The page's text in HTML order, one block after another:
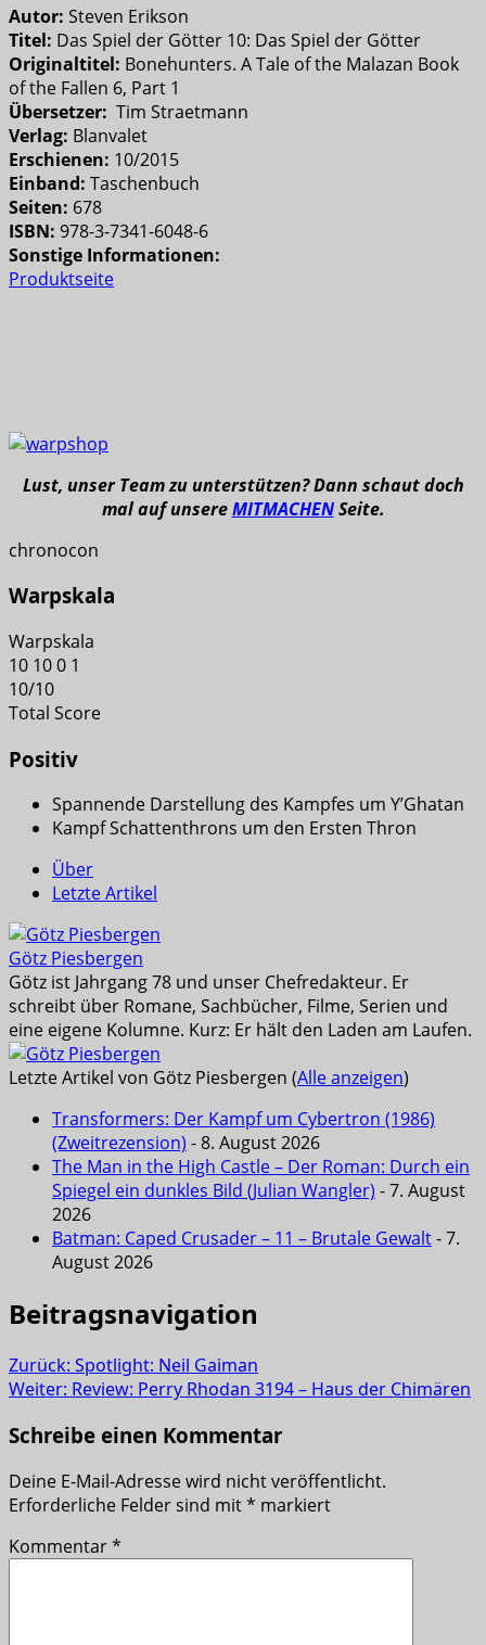
Autor: Steven Erikson
Titel: Das Spiel der Götter 10: Das Spiel der Götter
Originaltitel: Bonehunters. A Tale of the Malazan Book
of the Fallen 6, Part 1
Übersetzer: Tim Straetmann
Verlag: Blanvalet
Erschienen: 10/2015
Einband: Taschenbuch
Seiten: 678
ISBN: 978-3-7341-6048-6
Sonstige Informationen:
Produktseite
Lust, unser Team zu unterstützen? Dann schaut doch
mal auf unsereMITMACHENSeite.
chronocon
Warpskala
Warpskala
10 100 1
10/10
Total Score
Positiv
Spannende Darstellung des Kampfes um Y’Ghatan
Kampf Schattenthrons um den Ersten Thron
Über
Letzte Artikel
Götz Piesbergen
Götz ist Jahrgang 78 und unser Chefredakteur. Er
schreibt über Romane, Sachbücher, Filme, Serien und
eine eigene Kolumne. Kurz: Er hält den Laden am Laufen.
Letzte Artikel von Götz Piesbergen (Alle anzeigen)
Transformers: Der Kampf um Cybertron (1986)
(Zweitrezension) - 8. August 2026
The Man in the High Castle – Der Roman: Durch ein
Spiegel ein dunkles Bild (Julian Wangler) - 7. August
2026
Batman: Caped Crusader – 11 – Brutale Gewalt- 7.
August 2026
Beitragsnavigation
Zurück: Spotlight: Neil Gaiman
Weiter: Review: Perry Rhodan 3194 – Haus der Chimären
Schreibe einen Kommentar
Deine E-Mail-Adresse wird nicht veröffentlicht.
Erforderliche Felder sind mit* markiert
Kommentar*